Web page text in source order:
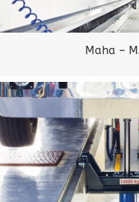
Maha –